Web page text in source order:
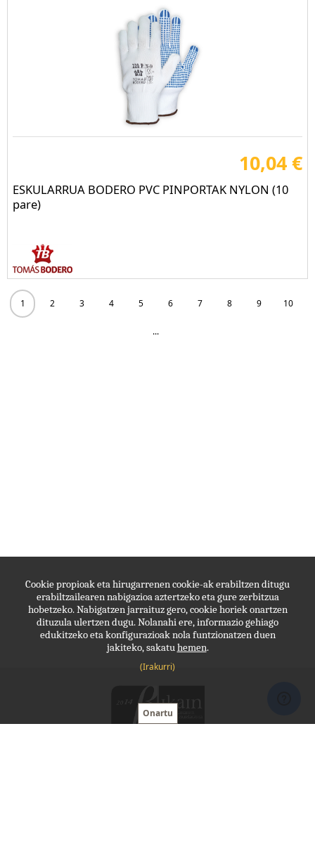
Cookie propioak eta hirugarrenen cookie-ak erabiltzen ditugu
erabiltzailearen nabigazioa aztertzeko eta gure zerbitzua
hobetzeko. Nabigatzen jarraituz gero, cookie horiek onartzen
dituzula ulertzen dugu. Nolanahi ere, informazio gehiago
edukitzeko eta konfigurazioak nola funtzionatzen duen
jakiteko, sakatuhemen.
(Irakurri)
10,04 €
ESKULARRUA BODERO PVC PINPORTAK NYLON (10
pare)
1 2 3 4 5 6 7 8 9 10
...